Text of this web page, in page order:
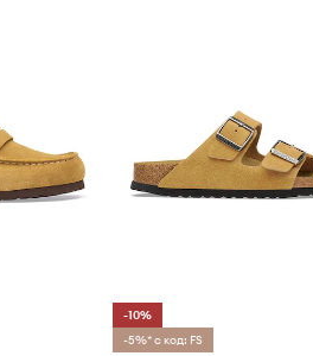
-10%
-5%* с код: FS